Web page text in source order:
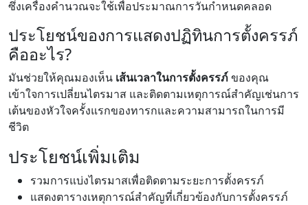
ซึ่งเครื่องคำนวณจะใช้เพื่อประมาณการวันกำหนดคลอด
ประโยชน์ของการแสดงปฏิทินการตั้งครรภ์
คืออะไร?
มันช่วยให้คุณมองเห็น เส้นเวลาในการตั้งครรภ์ของคุณ
เข้าใจการเปลี่ยนไตรมาส และติดตามเหตุการณ์สำคัญเช่นการ
เต้นของหัวใจครั้งแรกของทารกและความสามารถในการมี
ชีวิต
ประโยชน์เพิ่มเติม
รวมการแบ่งไตรมาสเพื่อติดตามระยะการตั้งครรภ์
แสดงตารางเหตุการณ์สำคัญที่เกี่ยวข้องกับการตั้งครรภ์